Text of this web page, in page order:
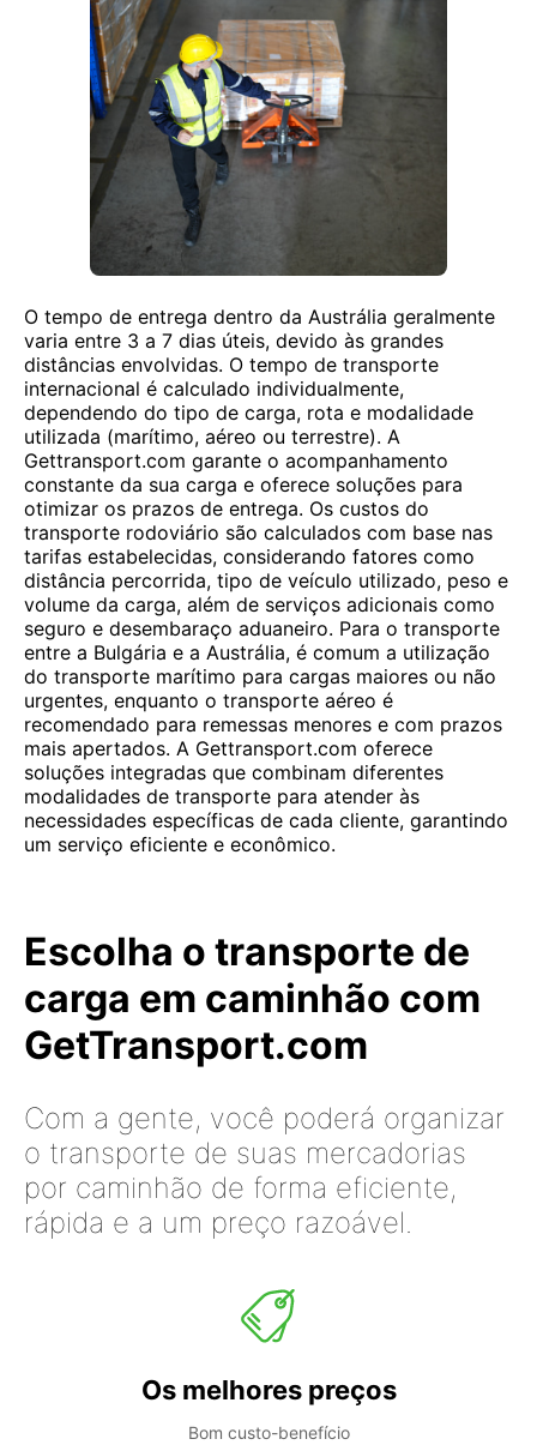
O tempo de entrega dentro da Austrália geralmente
varia entre 3 a 7 dias úteis, devido às grandes
distâncias envolvidas. O tempo de transporte
internacional é calculado individualmente,
dependendo do tipo de carga, rota e modalidade
utilizada (marítimo, aéreo ou terrestre). A
Gettransport.com garante o acompanhamento
constante da sua carga e oferece soluções para
otimizar os prazos de entrega. Os custos do
transporte rodoviário são calculados com base nas
tarifas estabelecidas, considerando fatores como
distância percorrida, tipo de veículo utilizado, peso e
volume da carga, além de serviços adicionais como
seguro e desembaraço aduaneiro. Para o transporte
entre a Bulgária e a Austrália, é comum a utilização
do transporte marítimo para cargas maiores ou não
urgentes, enquanto o transporte aéreo é
recomendado para remessas menores e com prazos
mais apertados. A Gettransport.com oferece
soluções integradas que combinam diferentes
modalidades de transporte para atender às
necessidades específicas de cada cliente, garantindo
um serviço eficiente e econômico.
Escolha o transporte de
carga em caminhão com
GetTransport.com
Com a gente, você poderá organizar
o transporte de suas mercadorias
por caminhão de forma eficiente,
rápida e a um preço razoável.
Os melhores preços
Bom custo-benefício